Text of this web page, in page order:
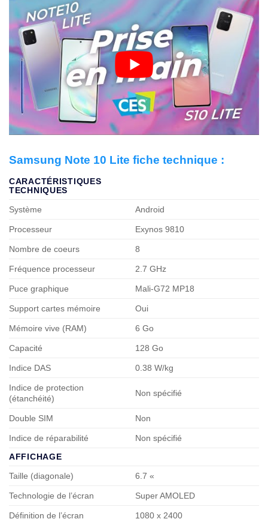
Samsung Note 10 Lite fiche technique :
CARACTÉRISTIQUES
TECHNIQUES
Système
Android
Processeur Exynos 9810
Nombre de coeurs 8
Fréquence processeur 2.7 GHz
Puce graphique Mali-G72 MP18
Support cartes mémoire Oui
Mémoire vive (RAM) 6 Go
Capacité 128 Go
Indice DAS 0.38 W/kg
Indice de protection
(étanchéité)
Non spécifié
Double SIM Non
Indice de réparabilité
Non spécifié
AFFICHAGE
Taille (diagonale)
6.7 «
Technologie de l’écran Super AMOLED
Définition de l’écran 1080 x 2400